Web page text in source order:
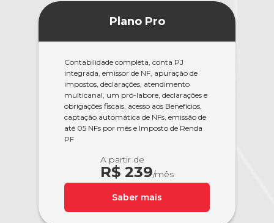
Plano Pro
Contabilidade completa, conta PJ
integrada, emissor de NF, apuração de
impostos, declarações, atendimento
multicanal, um pró-labore, declarações e
obrigações fiscais, acesso aos Benefícios,
captação automática de NFs, emissão de
até 05 NFs por mês e Imposto de Renda
PF
A partir de
R$ 239/mês
Saber mais